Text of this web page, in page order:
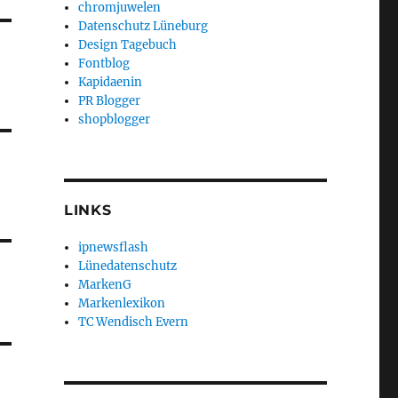
chromjuwelen
Datenschutz Lüneburg
Design Tagebuch
Fontblog
Kapidaenin
PR Blogger
shopblogger
LINKS
ipnewsflash
Lünedatenschutz
MarkenG
Markenlexikon
TC Wendisch Evern